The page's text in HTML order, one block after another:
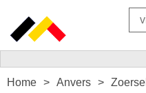
Home Anvers Zoersel